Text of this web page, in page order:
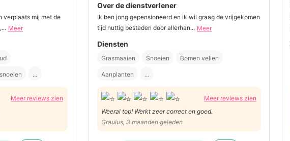
verplaats mij met de
Meer
...
Meer reviews zien
Over de dienstverlener
Ik ben jong gepensioneerd en ik wil graag de vrijgekomen
tijd nuttig besteden door allerhan... Meer
Diensten
Grasmaaien Snoeien Bomen vellen
Aanplanten ...
Meer reviews zien
Weeral top! Werkt zeer correct en goed.
Graulus, 3 maanden geleden